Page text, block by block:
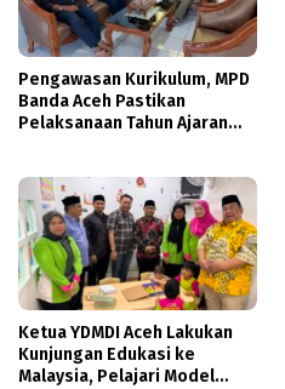
Pengawasan Kurikulum, MPD
Banda Aceh Pastikan
Pelaksanaan Tahun Ajaran
Ketua YDMDI Aceh Lakukan
Kunjungan Edukasi ke
Malaysia, Pelajari Model